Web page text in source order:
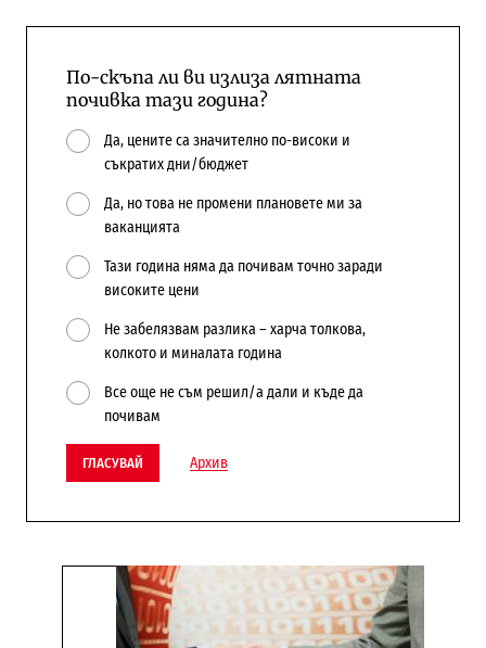
По-скъпа ли ви излиза лятната
почивка тази година?
Да, цените са значително по-високи и
съкратих дни/бюджет
Да, но това не промени плановете ми за
ваканцията
Тази година няма да почивам точно заради
високите цени
Не забелязвам разлика – харча толкова,
колкото и миналата година
Все още не съм решил/а дали и къде да
почивам
ГЛАСУВАЙ Архив